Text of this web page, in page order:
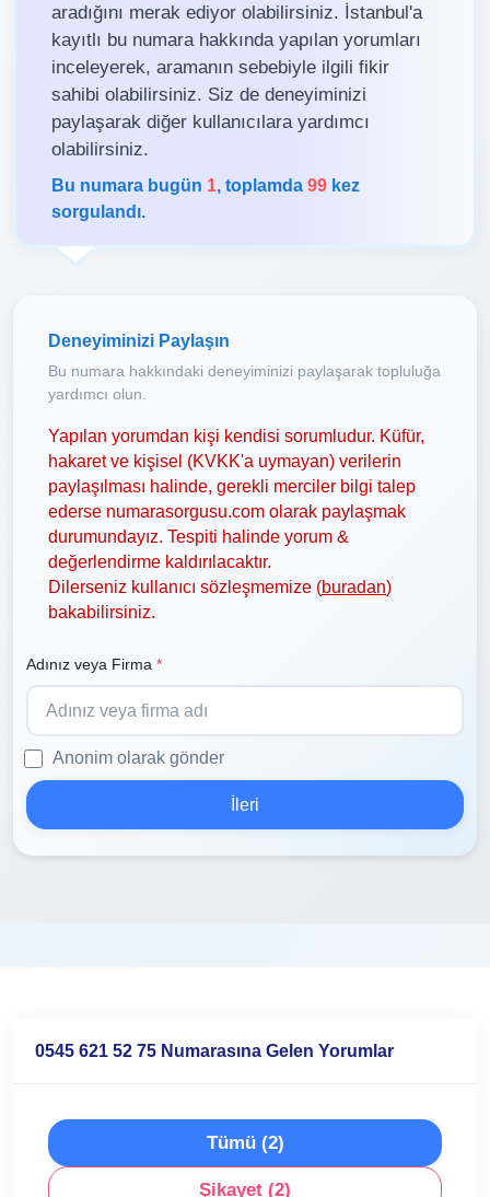
aradığını merak ediyor olabilirsiniz. İstanbul'a
kayıtlı bu numara hakkında yapılan yorumları
inceleyerek, aramanın sebebiyle ilgili fikir
sahibi olabilirsiniz. Siz de deneyiminizi
paylaşarak diğer kullanıcılara yardımcı
olabilirsiniz.
Bu numara bugün 1, toplamda 99 kez
sorgulandı.
Deneyiminizi Paylaşın
Bu numara hakkındaki deneyiminizi paylaşarak topluluğa
yardımcı olun.
Yapılan yorumdan kişi kendisi sorumludur. Küfür,
hakaret ve kişisel (KVKK'a uymayan) verilerin
paylaşılması halinde, gerekli merciler bilgi talep
ederse numarasorgusu.com olarak paylaşmak
durumundayız. Tespiti halinde yorum &
değerlendirme kaldırılacaktır.
Dilerseniz kullanıcı sözleşmemize (buradan)
bakabilirsiniz.
Adınız veya Firma *
Anonim olarak gönder
İleri
0545 621 52 75 Numarasına Gelen Yorumlar
Tümü (2)
Şikayet (2)